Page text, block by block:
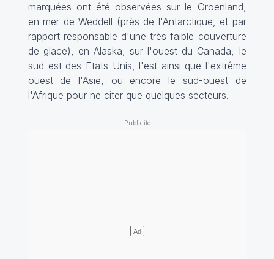
marquées ont été observées sur le Groenland,
en mer de Weddell (près de l'Antarctique, et par
rapport responsable d'une très faible couverture
de glace), en Alaska, sur l'ouest du Canada, le
sud-est des Etats-Unis, l'est ainsi que l'extrême
ouest de l'Asie, ou encore le sud-ouest de
l'Afrique pour ne citer que quelques secteurs.